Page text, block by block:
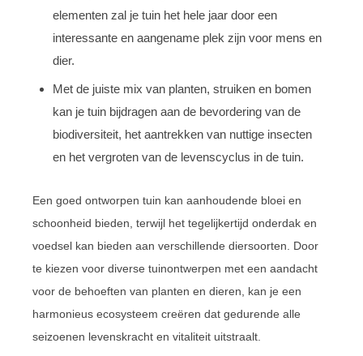
elementen zal je tuin het hele jaar door een
interessante en aangename plek zijn voor mens en
dier.
Met de juiste mix van planten, struiken en bomen
kan je tuin bijdragen aan de bevordering van de
biodiversiteit, het aantrekken van nuttige insecten
en het vergroten van de levenscyclus in de tuin.
Een goed ontworpen tuin kan aanhoudende bloei en
schoonheid bieden, terwijl het tegelijkertijd onderdak en
voedsel kan bieden aan verschillende diersoorten. Door
te kiezen voor diverse tuinontwerpen met een aandacht
voor de behoeften van planten en dieren, kan je een
harmonieus ecosysteem creëren dat gedurende alle
seizoenen levenskracht en vitaliteit uitstraalt.